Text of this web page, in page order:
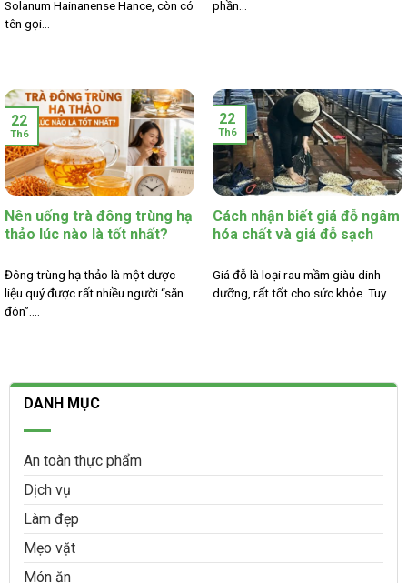
Solanum Hainanense Hance, còn có
tên gọi...
phần...
Nên uống trà đông trùng hạ
thảo lúc nào là tốt nhất?
Đông trùng hạ thảo là một dược
liệu quý được rất nhiều người “săn
đón”....
22
Th6
Cách nhận biết giá đỗ ngâm
hóa chất và giá đỗ sạch
Giá đỗ là loại rau mầm giàu dinh
dưỡng, rất tốt cho sức khỏe. Tuy...
22
Th6
DANH MỤC
An toàn thực phẩm
Dịch vụ
Làm đẹp
Mẹo vặt
Món ăn